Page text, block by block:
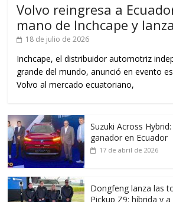
Volvo reingresa a
mano de Inchcape y
18 de julio de 2026
Inchcape, el distribuidor automotriz
grande del mundo, anunció en evento
Volvo al mercado ecuatoriano,
Suzuki Across
ganador en Ecuador
17 de abril de 2026
Dongfeng lanza las
Pickup Z9: híbrida y a